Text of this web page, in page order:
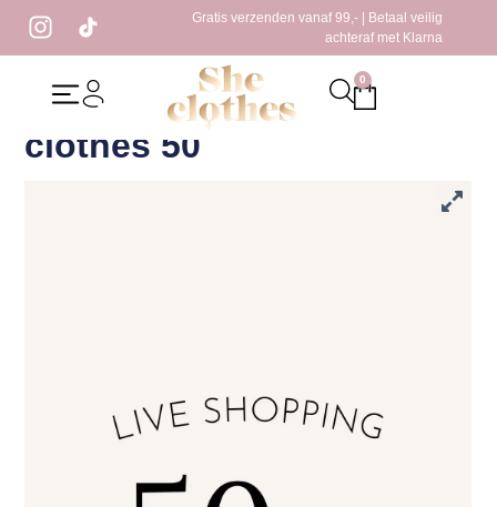
Gratis verzenden vanaf 99,- | Betaal veilig
achteraf met Klarna
0
Home/Live shoppen 2026 / Live shopping she clothes 50
Live shopping she
clothes 50